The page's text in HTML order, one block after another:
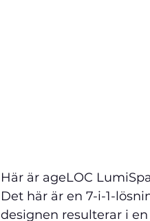
Här är ageLOC
Det här är en 7-i-1-
designen resulterar i